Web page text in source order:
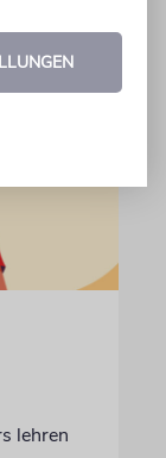
lehren